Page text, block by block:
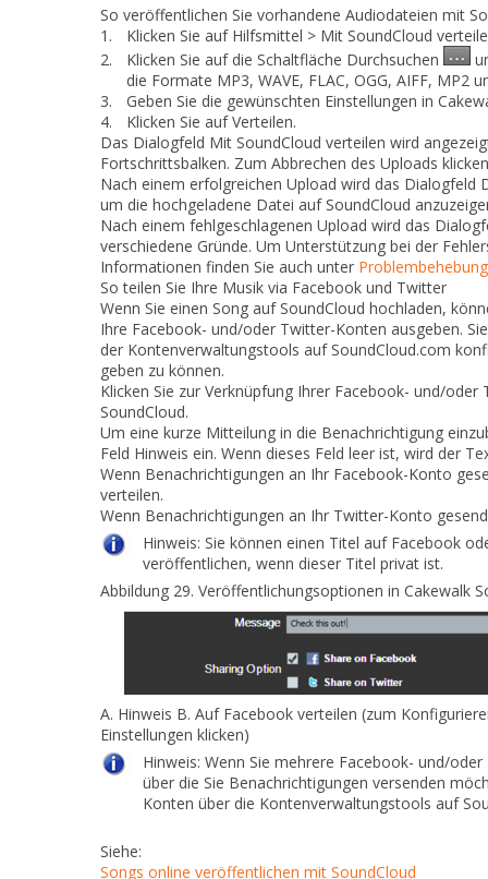
So veröffentlichen Sie vorhandene Audiodateien mit
1.
Klicken Sie auf Hilfsmittel > Mit SoundCloud
2.
Klicken Sie auf die Schaltfläche Durchsuchen
die Formate MP3, WAVE, FLAC, OGG, AIFF, MP2
3.
Geben Sie die gewünschten Einstellungen in
4.
Klicken Sie aufVerteilen.
Das Dialogfeld Mit SoundCloud verteilen wird
Fortschrittsbalken. Zum Abbrechen des Uploads
Nach einem erfolgreichen Upload wird das Dialogfeld
um die hochgeladene Datei auf SoundCloud
Nach einem fehlgeschlagenen Upload wird das
verschiedene Gründe. Um Unterstützung bei der
Informationen finden Sie auch unter Problembehebung
So teilen Sie Ihre Musik via Facebook und Twitter
Wenn Sie einen Song auf SoundCloud hochladen,
Ihre Facebook- und/oder Twitter-Konten ausgeben.
der Kontenverwaltungstools auf SoundCloud.com
geben zu können.
Klicken Sie zur Verknüpfung Ihrer Facebook- und/
SoundCloud.
Um eine kurze Mitteilung in die Benachrichtigung
Feld Hinweis ein. Wenn dieses Feld leer ist, wird der
Wenn Benachrichtigungen an Ihr Facebook-Konto
verteilen.
Wenn Benachrichtigungen an Ihr Twitter-Konto
Hinweis:Sie können einen Titel auf Facebook
veröffentlichen, wenn dieser Titel privat ist.
Abbildung 29. Veröffentlichungsoptionen in Cakewalk
A. Hinweis B. Auf Facebook verteilen (zum
Einstellungen klicken)
Hinweis:Wenn Sie mehrere Facebook- und/
über die Sie Benachrichtigungen versenden
Konten über die Kontenverwaltungstools auf
Siehe:
Songs online veröffentlichen mit SoundCloud